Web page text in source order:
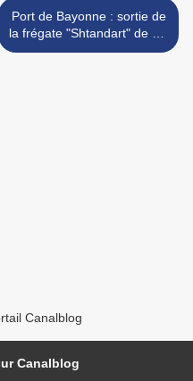
Port de Bayonne : sortie de
la frégate "Shtandart" de St-
Pétersbourg. >
Canalblog
Canalblog